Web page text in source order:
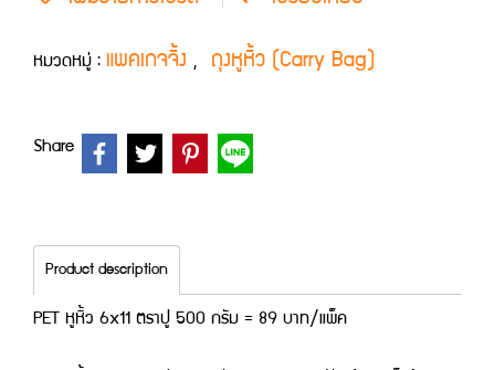
หมวดหมู่ : แพคเกจจิ้ง , ถุงหูหิ้ว (Carry Bag)
Share
Product description
PET หูหิ้ว 6x11 ตราปู 500 กรัม = 89 บาท/แพ็ค